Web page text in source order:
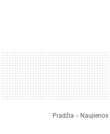
Pradžia » Naujienos